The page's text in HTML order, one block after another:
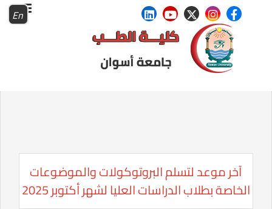
En
آخر موعد لتسلم البروتوكولات والموضوعات
الخاصة بطلاب الدراسات العليا لشهر أكتوبر 2025